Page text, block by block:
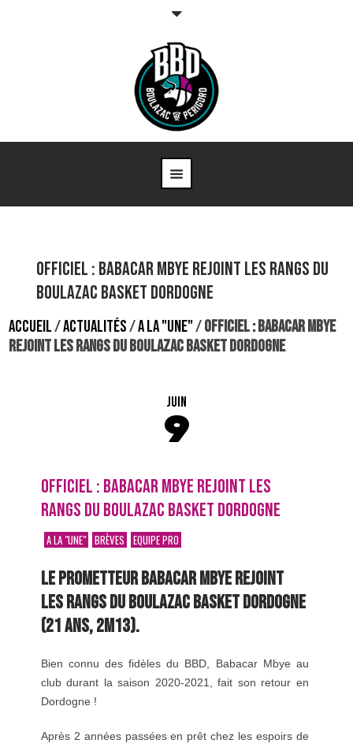
OFFICIEL : Babacar Mbye rejoint les rangs du
Boulazac Basket Dordogne
ACCUEIL/ACTUALITÉS/A LA "UNE"/OFFICIEL : BABACAR MBYE
REJOINT LES RANGS DU BOULAZAC BASKET DORDOGNE
JUIN
9
OFFICIEL : BABACAR MBYE REJOINT LES
RANGS DU BOULAZAC BASKET DORDOGNE
A LA "UNE" BRÈVES EQUIPE PRO
LE PROMETTEUR BABACAR MBYE REJOINT
LES RANGS DU BOULAZAC BASKET DORDOGNE
(21 ANS, 2M13).
Bien connu des fidèles du BBD, Babacar Mbye au
club durant la saison 2020-2021, fait son retour en
Dordogne !
Après 2 années passées en prêt chez les espoirs de